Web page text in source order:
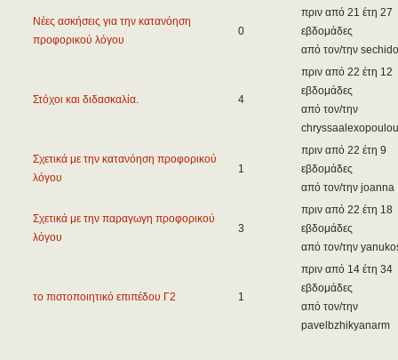
Νέες ασκήσεις για την κατανόηση
προφορικού λόγου
0
πριν από 21 έτη 27
εβδομάδες
από τον/την
Στόχοι και διδασκαλία. 4
πριν από 22 έτη 12
εβδομάδες
από τον/την
chryssaalexopoulou
Σχετικά με την κατανόηση προφορικού
λόγου
1
πριν από 22 έτη 9
εβδομάδες
από τον/την joanna
Σχετικά με την παραγωγη προφορικού
λόγου
3
πριν από 22 έτη 18
εβδομάδες
από τον/την
το πιστοποιητικό επιπέδου Γ2 1
πριν από 14 έτη 34
εβδομάδες
από τον/την
pavelbzhikyanarm